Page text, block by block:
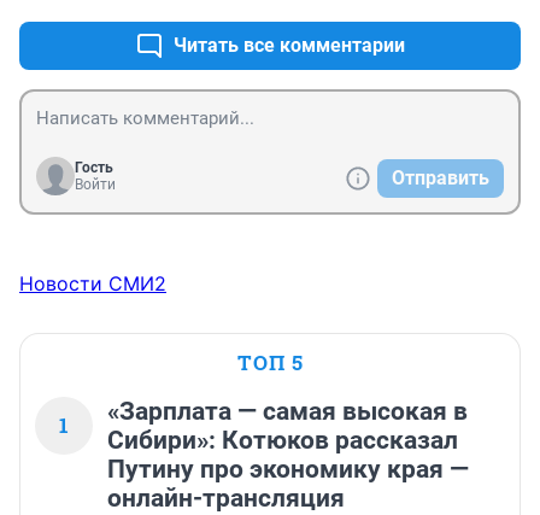
Читать все комментарии
Гость
Войти
Отправить
Новости СМИ2
ТОП 5
1
«Зарплата — самая высокая в
Сибири»: Котюков рассказал
Путину про экономику края —
онлайн-трансляция